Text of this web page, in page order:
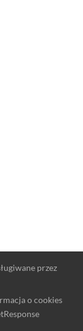
przez
o cookies